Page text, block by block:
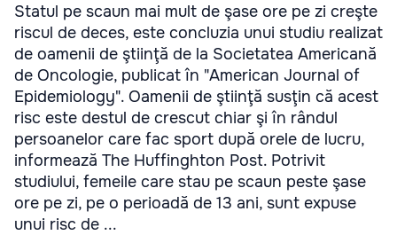
Statul pe scaun mai mult de şase ore pe zi creşte
riscul de deces, este concluzia unui studiu realizat
de oamenii de ştiinţă de la Societatea Americană
de Oncologie, publicat în "American Journal of
Epidemiology". Oamenii de ştiinţă susţin că acest
risc este destul de crescut chiar şi în rândul
persoanelor care fac sport după orele de lucru,
informează The Huffinghton Post. Potrivit
studiului, femeile care stau pe scaun peste şase
ore pe zi, pe o perioadă de 13 ani, sunt expuse
unui risc de ...